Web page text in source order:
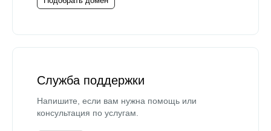
Служба поддержки
Напишите, если вам нужна помощь или
консультация по услугам.